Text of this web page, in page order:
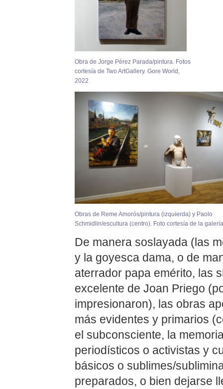
Obra de Jorge Pérez Parada/pintura. Fotos
cortesía de Two ArtGallery. Gore World,
2022
Obras de Reme Amorós/pintura (izquierda) y Paolo
Schmidlin/escultura (centro). Foto cortesía de la
De manera soslayada (las
y la goyesca dama, o de
aterrador papa emérito, las
excelente de Joan Priego
impresionaron), las obras
más evidentes y primarios
el subconsciente, la
periodísticos o activistas y
básicos o sublimes/
preparados, o bien dejarse